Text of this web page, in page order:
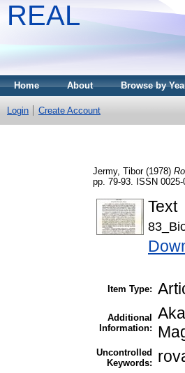
REAL
Home About Browse by
Login Create Account
Jermy, Tibor(1978)
pp. 79-93. ISSN 0025-
Text
Item Type:
Additional
Information:
Uncontrolled
Keywords: